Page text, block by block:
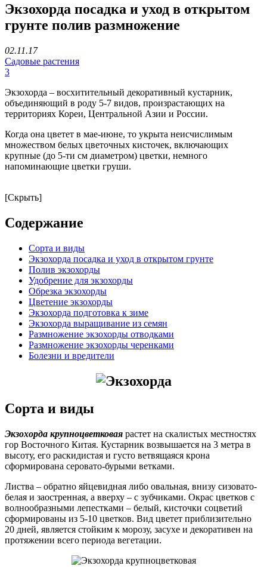
Экзохорда посадка и уход в открытом
грунте полив размножение
02.11.17
Садовые растения
3
Экзохорда – восхитительный декоративный кустарник,
объединяющий в роду 5-7 видов, произрастающих на
территориях Кореи, Центральной Азии и России.
Когда она цветет в мае-июне, то укрыта неисчислимым
множеством белых цветочных кисточек, включающих
крупные (до 5-ти см диаметром) цветки, немного
напоминающие цветки груши.
[Скрыть]
Содержание
Сорта и виды
Экзохорда посадка и уход в открытом грунте
Полив экзохорды
Удобрение для экзохорды
Обрезка экзохорды
Цветение экзохорды
Экзохорда подготовка к зиме
Экзохорда выращивание из семян
Размножение экзохорды отводками
Размножение экзохорды черенками
Болезни и вредители
Сорта и виды
Экзохорда крупноцветковая растет на скалистых местностях
гор Восточного Китая. Кустарник возвышается на 3 метра в
высоту, его раскидистая и густо ветвящаяся крона
сформирована серовато-бурыми ветками.
Листва – обратно яйцевидная либо овальная, внизу сизовато-
белая и заостренная, а вверху – с зубчиками. Окрас цветков с
волнообразными лепестками – белый, кисточки соцветий
сформированы из 5-10 цветков. Вид цветет приблизительно
20 дней, является стойким к морозу, засухе и декоративен на
протяжении всего периода вегетации.